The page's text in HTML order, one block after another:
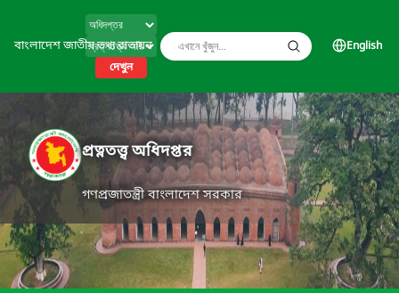
বাংলাদেশ জাতীয় তথ্য বাতায়ন
দেখুন
English
প্রত্নতত্ত্ব অধিদপ্তর
গণপ্রজাতন্ত্রী বাংলাদেশ সরকার